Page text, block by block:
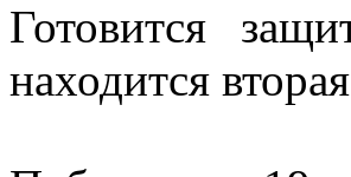
Готовится
находится